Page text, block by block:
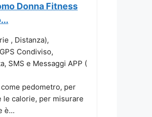
Donna Fitness
, Distanza),
Condiviso,
SMS e Messaggi APP (
pedometro, per
le calorie, per misurare
è...